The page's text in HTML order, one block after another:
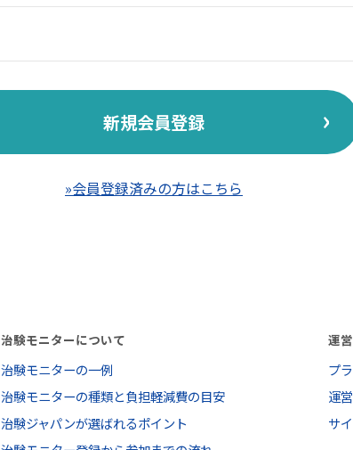
新規会員登録
»会員登録済みの方はこちら
治験モニターについて
治験モニターの一例
治験モニターの種類と負担軽減費の目安
治験ジャパンが選ばれるポイント
運
プ
運
サ